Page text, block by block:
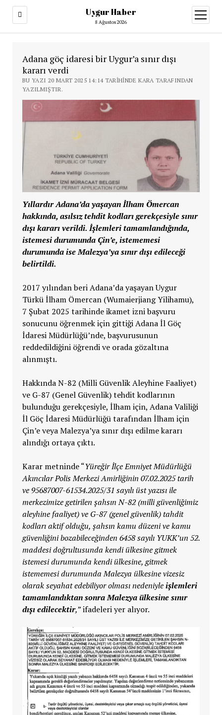
Uygur Haber
8 Ağustos 2026
aç
Adana göç idaresi bir Uygur’a sınır dışı
kararı verdi
BU YAZI 20 MART 2025 14:14 TARIHINDE KARA TARAFINDAN
YAZILMIŞTIR.
Yıllardır Adana’da yaşayan İlham Ömercan
hakkında, asılsız tehdit kodları gerekçesiyle sınır
dışı kararı verildi. İşlemleri tamamlandığında,
istemesi durumunda Çin’e, istememesi
durumunda ise Malezya’ya sınır dışı edileceği
belirtildi.
2017 yılından beri Adana’da yaşayan Uygur
Türkü İlham Ömercan (Wumaierjiang Yilihamu),
7 Şubat 2025 tarihinde ikamet izni başvuru
sonucunu öğrenmek için gittiği Adana İl Göç
İdaresi Müdürlüğü’nde, başvurusunun
reddedildiğini öğrendi ve orada gözaltına
alınmıştı.
Hakkında N-82 (Milli Güvenlik Aleyhine Faaliyet)
ve G-87 (Genel Güvenlik) tehdit kodlarının
bulunduğu gerekçesiyle, İlham için, Adana Valiliği
İl Göç İdaresi Müdürlüğü tarafından İlham için
Çin’e veya Malezya’ya sınır dışı edilme kararı
alındığı ortaya çıktı.
Karar metninde “Yüreğir İlçe Emniyet Müdürlüğü
Akıncılar Polis Merkezi Amirliğinin 07.02.2025 tarih
ve 95687007-61534.2025/31 sayılı üst yazısı ile
merkezimize getirilen şahsın N-82 (milli güvenliğimiz
aleyhine faaliyet) ve G-87 (genel güvenlik) tahdit
kodları aktif olduğu, şahsın kamu düzeni ve kamu
güvenliğini bozabileceğinden 6458 sayılı YUKK’un 52.
maddesi doğrultusunda kendi ülkesine gitmek
istemesi durumunda kendi ülkesine, gitmek
istememesi durumunda Malezya ülkesine vizesiz
olarak seyahat edebiliyor olması nedeniyleişlemleri
tamamlandıktan sonra Malezya ülkesine sınır
dışı edilecektir,” ifadeleri yer alıyor.